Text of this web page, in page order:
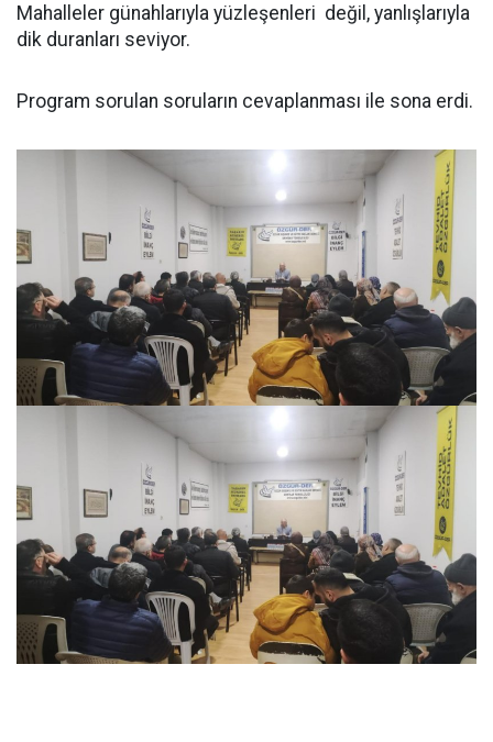
Mahalleler günahlarıyla yüzleşenleri değil, yanlışlarıyla
dik duranları seviyor.
Program sorulan soruların cevaplanması ile sona erdi.